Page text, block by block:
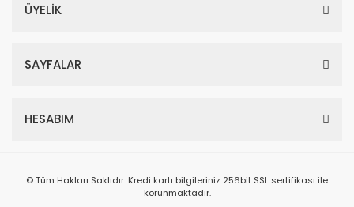
ÜYELİK
SAYFALAR
HESABIM
© Tüm Hakları Saklıdır. Kredi kartı bilgileriniz 256bit SSL sertifikası ile
korunmaktadır.